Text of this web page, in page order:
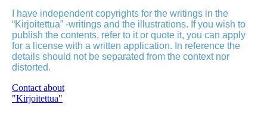
I have independent copyrights for the writings in the
“Kirjoitettua” -writings and the illustrations. If you wish to
publish the contents, refer to it or quote it, you can apply
for a license with a written application. In reference the
details should not be separated from the context nor
distorted.
Contact about
"Kirjoitettua"